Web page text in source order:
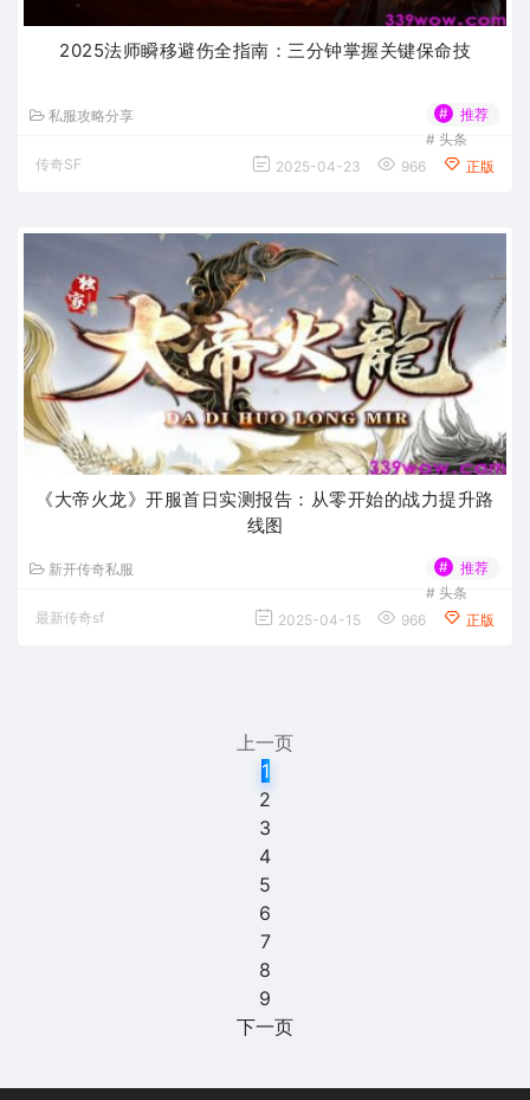
2025法师瞬移避伤全指南：三分钟掌握关键保命技
私服攻略分享 #
推荐
# 头条
传奇SF
2025-04-23 966 正版
《大帝火龙》开服首日实测报告：从零开始的战力提升路
线图
新开传奇私服 #
推荐
# 头条
最新传奇sf
2025-04-15 966 正版
上一页
1
2
3
4
5
6
7
8
9
下一页